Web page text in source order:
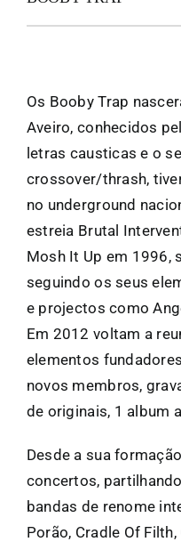
EN
PT
Os Booby Trap
Aveiro, conhecidos
letras causticas e o
crossover/thrash,
no underground
estreia Brutal
Mosh It Up em 1996,
seguindo os seus
e projectos como
Em 2012 voltam a
elementos
novos membros,
de originais, 1 album
Desde a sua
concertos,
bandas de renome
Porão, Cradle Of Filth,